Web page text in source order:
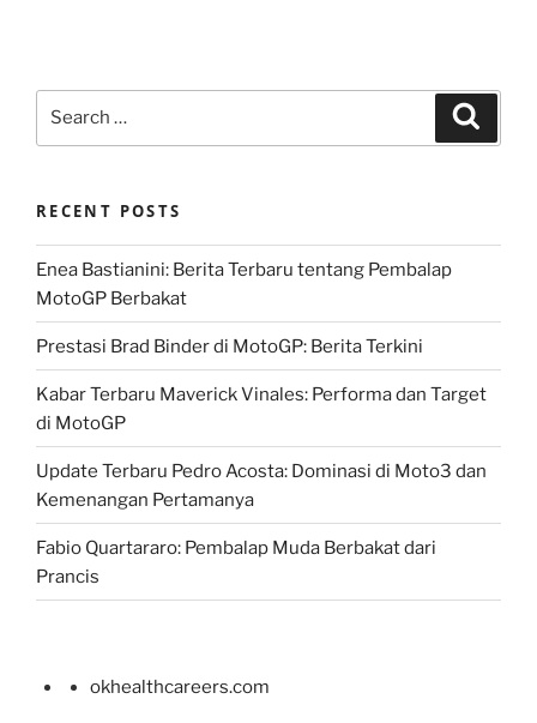
RECENT POSTS
Enea Bastianini: Berita Terbaru tentang Pembalap
MotoGP Berbakat
Prestasi Brad Binder di MotoGP: Berita Terkini
Kabar Terbaru Maverick Vinales: Performa dan Target
di MotoGP
Update Terbaru Pedro Acosta: Dominasi di Moto3 dan
Kemenangan Pertamanya
Fabio Quartararo: Pembalap Muda Berbakat dari
Prancis
okhealthcareers.com